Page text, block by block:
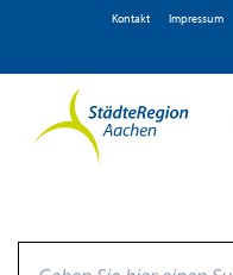
Zum Hauptinhalt springen
Zum Hauptinhalt
Kontakt Impressum